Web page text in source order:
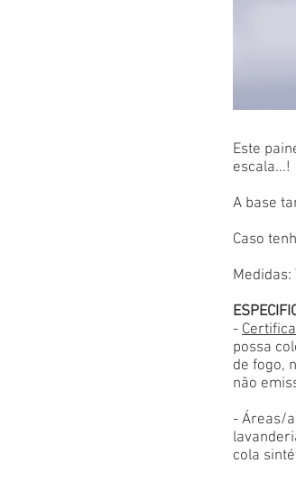
Este
escala...!
A base
Caso
-
possa
de fogo,
não
- Áreas/
cola